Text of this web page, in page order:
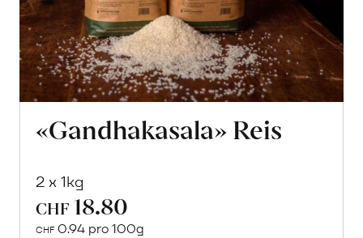
«Gandhakasala» Reis
2 x 1kg
CHF 18.80
CHF 0.94 pro 100g